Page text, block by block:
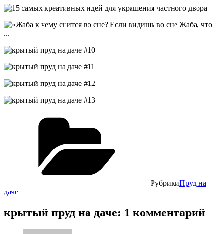
РубрикиПруд на
даче
крытый пруд на даче: 1 комментарий